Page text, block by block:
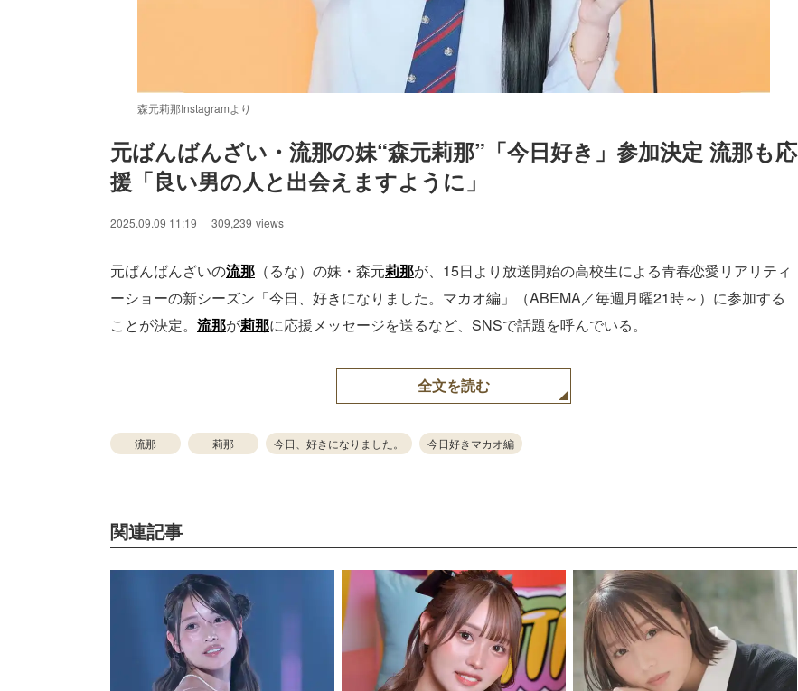
森元莉那Instagramより
Unmute Loaded
87.03%
元ばんばんざい・流那の妹“森元莉那”「今日好き」参加決定 流那も応
援「良い男の人と出会えますように」
2025.09.09 11:19 309,239 views
元ばんばんざいの流那 （るな）の妹・森元莉那が、15日より放送開始の高校生による青春恋愛リアリティ
ーショーの新シーズン「今日、好きになりました。マカオ編」（ABEMA／毎週月曜21時～）に参加する
ことが決定。 流那が莉那に応援メッセージを送るなど、SNSで話題を呼んでいる。
全文を読む
流那 莉那 今日、好きになりました。 今日好きマカオ編
関連記事